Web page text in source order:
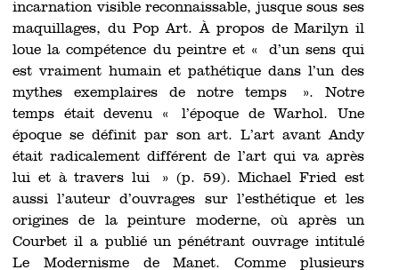
incarnation visible reconnaissable, jusque sous ses
maquillages, du Pop Art. À propos de Marilyn il
loue la compétence du peintre et « d’un sens qui
est vraiment humain et pathétique dans l’un des
mythes exemplaires de notre temps ». Notre
temps était devenu « l’époque de Warhol. Une
époque se définit par son art. L’art avant Andy
était radicalement différent de l’art qui va après
lui et à travers lui » (p. 59). Michael Fried est
aussi l’auteur d’ouvrages sur l’esthétique et les
origines de la peinture moderne, où après un
Courbet il a publié un pénétrant ouvrage intitulé
Le Modernisme de Manet. Comme plusieurs